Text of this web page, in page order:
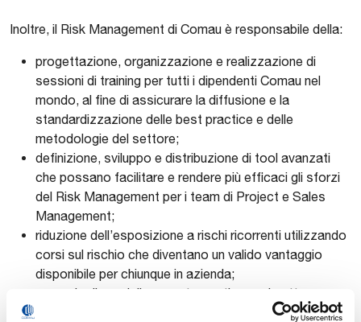
Inoltre, il Risk Management di Comau è responsabile della:
progettazione, organizzazione e realizzazione di
sessioni di training per tutti i dipendenti Comau nel
mondo, al fine di assicurare la diffusione e la
standardizzazione delle best practice e delle
metodologie del settore;
definizione, sviluppo e distribuzione di tool avanzati
che possano facilitare e rendere più efficaci gli sforzi
del Risk Management per i team di Project e Sales
Management;
riduzione dell’esposizione a rischi ricorrenti utilizzando
corsi sul rischio che diventano un valido vantaggio
disponibile per chiunque in azienda;
garanzia di un miglioramento continuo nel settore.